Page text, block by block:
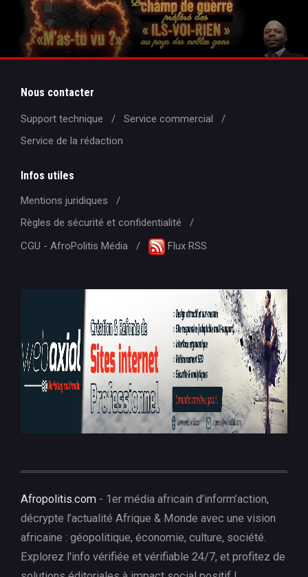
Nous contacter
Support technique
Service commercial
Service de la rédaction
Infos utiles
Mentions juridiques
Règles de sécurité et confidentialité
CGU - AfroPolitis Média
Flux RSS
Afropolitis.com - 1er média africain d’inform’action,
décrypte l’actualité Afrique & Monde avec une vision
africaine : géopolitique, économie, culture, société.
Explorez l'info vérifiée et vérifiable 24/7, et profitez de